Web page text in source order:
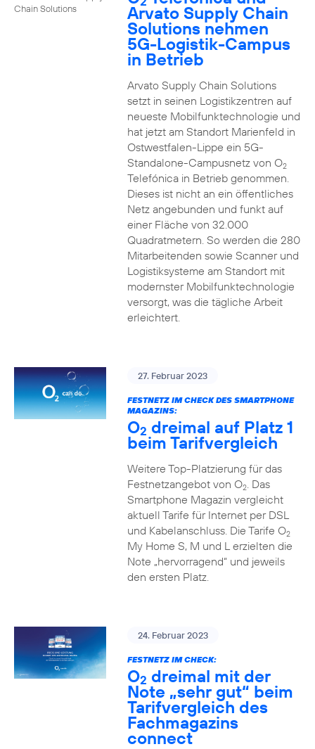
Chain Solutions
Arvato Supply Chain
Solutions nehmen
5G-Logistik-Campus
in Betrieb
Arvato Supply Chain Solutions
setzt in seinen Logistikzentren auf
neueste Mobilfunktechnologie und
hat jetzt am Standort Marienfeld in
Ostwestfalen-Lippe ein 5G-
Standalone-Campusnetz von O2
Telefónica in Betrieb genommen.
Dieses ist nicht an ein öffentliches
Netz angebunden und funkt auf
einer Fläche von 32.000
Quadratmetern. So werden die 280
Mitarbeitenden sowie Scanner und
Logistiksysteme am Standort mit
modernster Mobilfunktechnologie
versorgt, was die tägliche Arbeit
erleichtert.
27. Februar 2023
FESTNETZ IM CHECK DES SMARTPHONE
MAGAZINS:
O2 dreimal auf Platz 1
beim Tarifvergleich
Weitere Top-Platzierung für das
Festnetzangebot von O2. Das
Smartphone Magazin vergleicht
aktuell Tarife für Internet per DSL
und Kabelanschluss. Die Tarife O2
My Home S, M und L erzielten die
Note „hervorragend“ und jeweils
den ersten Platz.
24. Februar 2023
FESTNETZ IM CHECK:
O2 dreimal mit der
Note „sehr gut“ beim
Tarifvergleich des
Fachmagazins
connect